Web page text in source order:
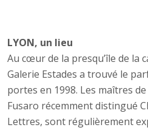
LYON, un lieu
Au cœur de la presqu’île de la
Galerie Estades a trouvé le
portes en 1998. Les maîtres
Fusaro récemment distingué
Lettres, sont régulièrement